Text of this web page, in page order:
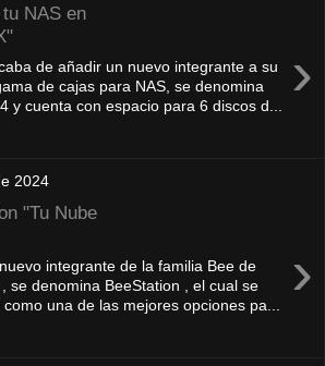
NAS en
›
de añadir un nuevo integrante a su
de cajas para NAS, se denomina
y cuenta con espacio para 6 discos d...
2024
"Tu Nube
›
integrante de la familia Bee de
se denomina BeeStation , el cual se
como una de las mejores opciones pa...